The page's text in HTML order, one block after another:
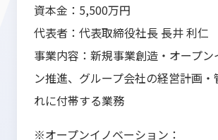
資本金：5,500万円
代表者：代表取締役社長 長井 利仁
事業内容：新規事業創造・オープン
ン推進、グループ会社の経営計画
れに付帯する業務
※オープンイノベーション：